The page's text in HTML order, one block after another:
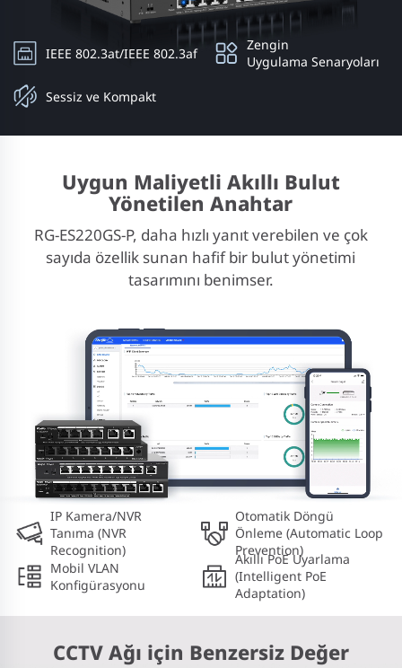
IEEE 802.3at/IEEE 802.3af
Zengin
Uygulama Senaryoları
Sessiz ve Kompakt
Uygun Maliyetli Akıllı Bulut
Yönetilen Anahtar
RG-ES220GS-P, daha hızlı yanıt verebilen ve çok
sayıda özellik sunan hafif bir bulut yönetimi
tasarımını benimser.
IP Kamera/NVR
Tanıma (NVR
Recognition)
Otomatik Döngü
Önleme (Automatic Loop
Prevention)
Mobil VLAN
Konfigürasyonu
Akıllı PoE Uyarlama
(Intelligent PoE
Adaptation)
CCTV Ağı için Benzersiz Değer